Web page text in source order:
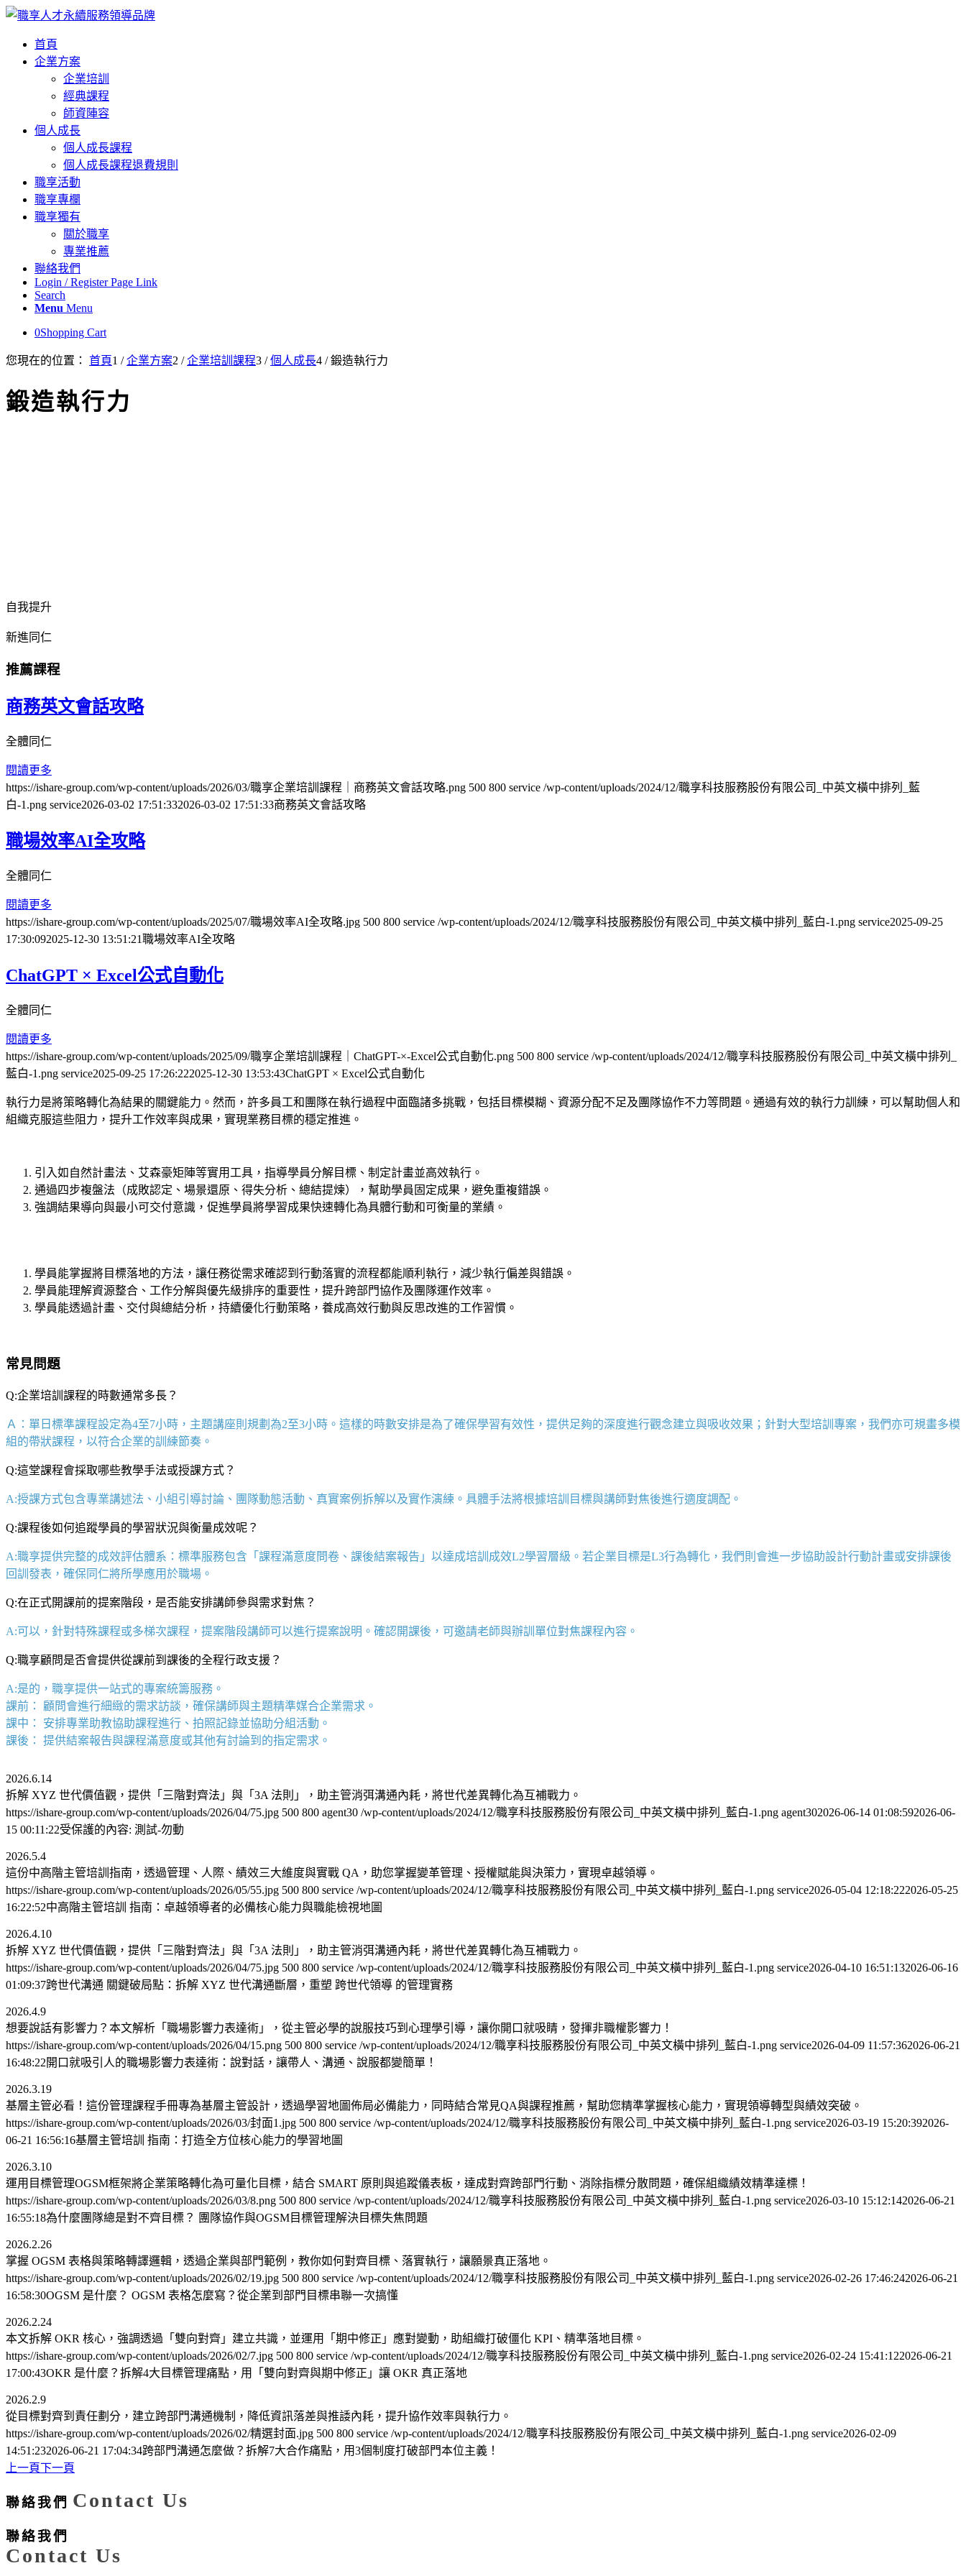
首頁
企業方案
企業培訓
經典課程
師資陣容
個人成長
個人成長課程
個人成長課程退費規則
職享活動
職享專欄
職享獨有
關於職享
專業推薦
聯絡我們
Login / Register Page Link
Search
Menu Menu
0Shopping Cart
您現在的位置： 首頁1 / 企業方案2 / 企業培訓課程3 / 個人成長4 / 鍛造執行力
鍛造執行力
自我提升
新進同仁
推薦課程
商務英文會話攻略
全體同仁
閱讀更多
https://ishare-group.com/wp-content/uploads/2026/03/職享企業培訓課程｜商務英文會話攻略.png 500 800 service /wp-content/uploads/2024/12/職享科技服務股份有限公司_中英文橫中排列_藍
白-1.png service2026-03-02 17:51:332026-03-02 17:51:33商務英文會話攻略
職場效率AI全攻略
全體同仁
閱讀更多
https://ishare-group.com/wp-content/uploads/2025/07/職場效率AI全攻略.jpg 500 800 service /wp-content/uploads/2024/12/職享科技服務股份有限公司_中英文橫中排列_藍白-1.png service2025-09-25
17:30:092025-12-30 13:51:21職場效率AI全攻略
ChatGPT × Excel公式自動化
全體同仁
閱讀更多
https://ishare-group.com/wp-content/uploads/2025/09/職享企業培訓課程｜ChatGPT-×-Excel公式自動化.png 500 800 service /wp-content/uploads/2024/12/職享科技服務股份有限公司_中英文橫中排列_
藍白-1.png service2025-09-25 17:26:222025-12-30 13:53:43ChatGPT × Excel公式自動化
執行力是將策略轉化為結果的關鍵能力。然而，許多員工和團隊在執行過程中面臨諸多挑戰，包括目標模糊、資源分配不足及團隊協作不力等問題。通過有效的執行力訓練，可以幫助個人和
組織克服這些阻力，提升工作效率與成果，實現業務目標的穩定推進。
引入如自然計畫法、艾森豪矩陣等實用工具，指導學員分解目標、制定計畫並高效執行。​
通過四步複盤法（成敗認定、場景還原、得失分析、總結提煉），幫助學員固定成果，避免重複錯誤。​
強調結果導向與最小可交付意識，促進學員將學習成果快速轉化為具體行動和可衡量的業績。
學員能掌握將目標落地的方法，讓任務從需求確認到行動落實的流程都能順利執行，減少執行偏差與錯誤。
學員能理解資源整合、工作分解與優先級排序的重要性，提升跨部門協作及團隊運作效率。
學員能透過計畫、交付與總結分析，持續優化行動策略，養成高效行動與反思改進的工作習慣。
常見問題
Q:企業培訓課程的時數通常多長？
Ａ：單日標準課程設定為4至7小時，主題講座則規劃為2至3小時。這樣的時數安排是為了確保學習有效性，提供足夠的深度進行觀念建立與吸收效果；針對大型培訓專案，我們亦可規畫多模
組的帶狀課程，以符合企業的訓練節奏。
Q:這堂課程會採取哪些教學手法或授課方式？
A:授課方式包含專業講述法、小組引導討論、團隊動態活動、真實案例拆解以及實作演練。具體手法將根據培訓目標與講師對焦後進行適度調配。
Q:課程後如何追蹤學員的學習狀況與衡量成效呢？
A:職享提供完整的成效評估體系：標準服務包含「課程滿意度問卷、課後結案報告 」以達成培訓成效L2學習層級。若企業目標是L3行為轉化，我們則會進一步協助設計行動計畫或安排課後
回訓發表，確保同仁將所學應用於職場。
Q:在正式開課前的提案階段，是否能安排講師參與需求對焦？
A:可以，針對特殊課程或多梯次課程，提案階段講師可以進行提案說明。確認開課後，可邀請老師與辦訓單位對焦課程內容。
Q:職享顧問是否會提供從課前到課後的全程行政支援？
A:是的，職享提供一站式的專案統籌服務。
課前： 顧問會進行細緻的需求訪談，確保講師與主題精準媒合企業需求。
課中： 安排專業助教協助課程進行、拍照記錄並協助分組活動。
課後： 提供結案報告與課程滿意度或其他有討論到的指定需求。
2026.6.14
拆解 XYZ 世代價值觀，提供「三階對齊法」與「3A 法則」，助主管消弭溝通內耗，將世代差異轉化為互補戰力。
https://ishare-group.com/wp-content/uploads/2026/04/75.jpg 500 800 agent30 /wp-content/uploads/2024/12/職享科技服務股份有限公司_中英文橫中排列_藍白-1.png agent302026-06-14 01:08:592026-06-
15 00:11:22受保護的內容: 測試-勿動
2026.5.4
這份中高階主管培訓指南，透過管理、人際、績效三大維度與實戰 QA，助您掌握變革管理、授權賦能與決策力，實現卓越領導。
https://ishare-group.com/wp-content/uploads/2026/05/55.jpg 500 800 service /wp-content/uploads/2024/12/職享科技服務股份有限公司_中英文橫中排列_藍白-1.png service2026-05-04 12:18:222026-05-25
16:22:52中高階主管培訓 指南：卓越領導者的必備核心能力與職能檢視地圖
2026.4.10
拆解 XYZ 世代價值觀，提供「三階對齊法」與「3A 法則」，助主管消弭溝通內耗，將世代差異轉化為互補戰力。
https://ishare-group.com/wp-content/uploads/2026/04/75.jpg 500 800 service /wp-content/uploads/2024/12/職享科技服務股份有限公司_中英文橫中排列_藍白-1.png service2026-04-10 16:51:132026-06-16
01:09:37跨世代溝通 關鍵破局點：拆解 XYZ 世代溝通斷層，重塑 跨世代領導 的管理實務
2026.4.9
想要說話有影響力？本文解析「職場影響力表達術」，從主管必學的說服技巧到心理學引導，讓你開口就吸睛，發揮非職權影響力！
https://ishare-group.com/wp-content/uploads/2026/04/15.png 500 800 service /wp-content/uploads/2024/12/職享科技服務股份有限公司_中英文橫中排列_藍白-1.png service2026-04-09 11:57:362026-06-21
16:48:22開口就吸引人的職場影響力表達術：說對話，讓帶人、溝通、說服都變簡單！
2026.3.19
基層主管必看！這份管理課程手冊專為基層主管設計，透過學習地圖佈局必備能力，同時結合常見QA與課程推薦，幫助您精準掌握核心能力，實現領導轉型與績效突破。
https://ishare-group.com/wp-content/uploads/2026/03/封面1.jpg 500 800 service /wp-content/uploads/2024/12/職享科技服務股份有限公司_中英文橫中排列_藍白-1.png service2026-03-19 15:20:392026-
06-21 16:56:16基層主管培訓 指南：打造全方位核心能力的學習地圖
2026.3.10
運用目標管理OGSM框架將企業策略轉化為可量化目標，結合 SMART 原則與追蹤儀表板，達成對齊跨部門行動、消除指標分散問題，確保組織績效精準達標！
https://ishare-group.com/wp-content/uploads/2026/03/8.png 500 800 service /wp-content/uploads/2024/12/職享科技服務股份有限公司_中英文橫中排列_藍白-1.png service2026-03-10 15:12:142026-06-21
16:55:18為什麼團隊總是對不齊目標？ 團隊協作與OGSM目標管理解決目標失焦問題
2026.2.26
掌握 OGSM 表格與策略轉譯邏輯，透過企業與部門範例，教你如何對齊目標、落實執行，讓願景真正落地。
https://ishare-group.com/wp-content/uploads/2026/02/19.jpg 500 800 service /wp-content/uploads/2024/12/職享科技服務股份有限公司_中英文橫中排列_藍白-1.png service2026-02-26 17:46:242026-06-21
16:58:30OGSM 是什麼？ OGSM 表格怎麼寫？從企業到部門目標串聯一次搞懂
2026.2.24
本文拆解 OKR 核心，強調透過「雙向對齊」建立共識，並運用「期中修正」應對變動，助組織打破僵化 KPI、精準落地目標。
https://ishare-group.com/wp-content/uploads/2026/02/7.jpg 500 800 service /wp-content/uploads/2024/12/職享科技服務股份有限公司_中英文橫中排列_藍白-1.png service2026-02-24 15:41:122026-06-21
17:00:43OKR 是什麼？拆解4大目標管理痛點，用「雙向對齊與期中修正」讓 OKR 真正落地
2026.2.9
從目標對齊到責任劃分，建立跨部門溝通機制，降低資訊落差與推諉內耗，提升協作效率與執行力。
https://ishare-group.com/wp-content/uploads/2026/02/精選封面.jpg 500 800 service /wp-content/uploads/2024/12/職享科技服務股份有限公司_中英文橫中排列_藍白-1.png service2026-02-09
14:51:232026-06-21 17:04:34跨部門溝通怎麼做？拆解7大合作痛點，用3個制度打破部門本位主義！
上一頁下一頁
聯絡我們 Contact Us
聯絡我們
Contact Us